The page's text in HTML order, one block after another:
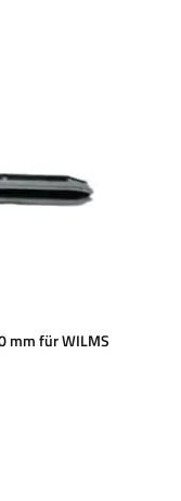
mm für WILMS